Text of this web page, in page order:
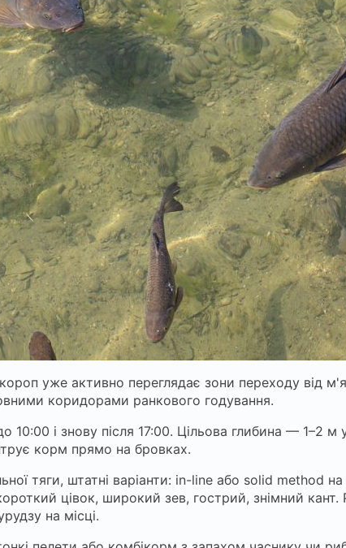
уже активно переглядає зони переходу від
коридорами ранкового годування.
і знову після 17:00. Цільова глибина — 1–2 м
корм прямо на бровках.
тяги, штатні варіанти: in-line або solid method на
цівок, широкий зев, гострий, знімний
на місці.